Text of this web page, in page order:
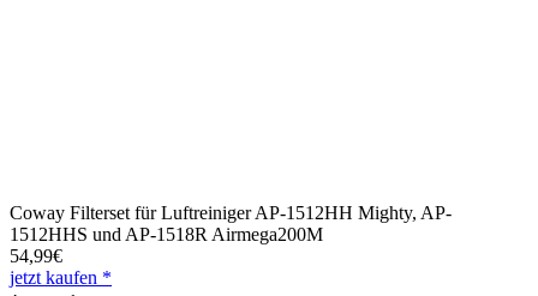
Coway Filterset für Luftreiniger AP-1512HH Mighty, AP-
1512HHS und AP-1518R Airmega200M
54,99€
jetzt kaufen *